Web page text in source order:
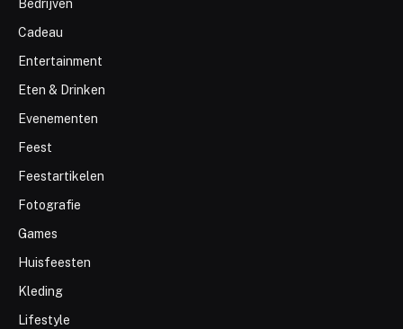
Bedrijven
Cadeau
Entertainment
Eten & Drinken
Evenementen
Feest
Feestartikelen
Fotografie
Games
Huisfeesten
Kleding
Lifestyle